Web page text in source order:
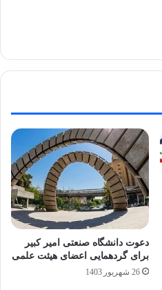
دعوت دانشگاه صنعتی امیر کبیر
برای گردهمایی اعضای هیئت علمی
26 شهریور 1403